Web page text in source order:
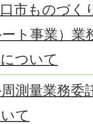
口市ものづ
ト事業）業
ついて
測量業務委
て